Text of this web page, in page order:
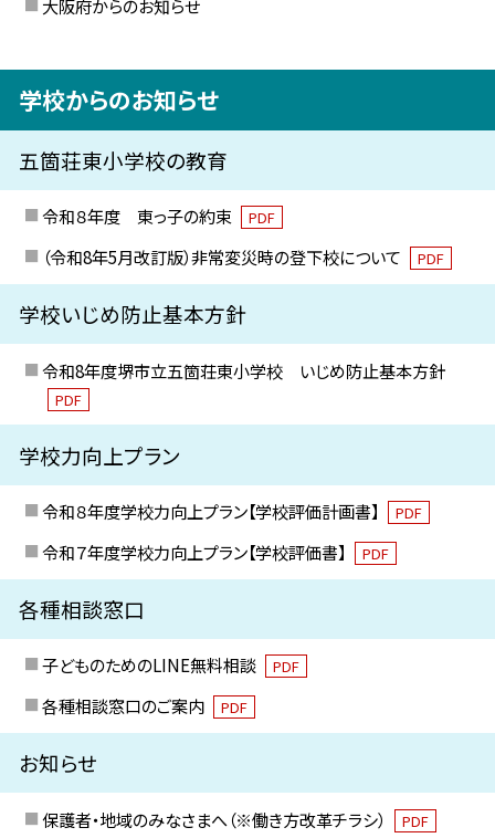
大阪府からのお知らせ
学校からのお知らせ
五箇荘東小学校の教育
令和８年度 東っ子の約束 PDF
（令和8年5月改訂版）非常変災時の登下校について PDF
学校いじめ防止基本方針
令和8年度堺市立五箇荘東小学校 いじめ防止基本方針
PDF
学校力向上プラン
令和８年度学校力向上プラン【学校評価計画書】 PDF
令和７年度学校力向上プラン【学校評価書】 PDF
各種相談窓口
子どものためのLINE無料相談 PDF
各種相談窓口のご案内 PDF
お知らせ
保護者・地域のみなさまへ（※働き方改革チラシ） PDF